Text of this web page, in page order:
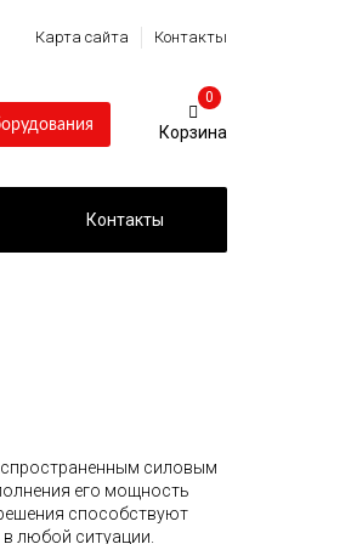
Карта сайта Контакты
0
Контакты
силовым
его мощность
способствуют
любой ситуации.